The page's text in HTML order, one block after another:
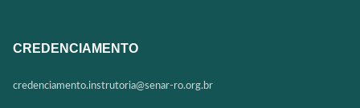
CREDENCIAMENTO
credenciamento.instrutoria@senar-ro.org.br